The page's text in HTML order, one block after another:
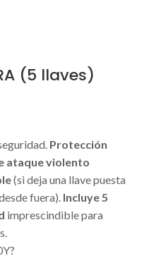
(5 llaves)
Protección
ataque violento
(si deja una llave puesta
fuera). Incluye 5
imprescindible para